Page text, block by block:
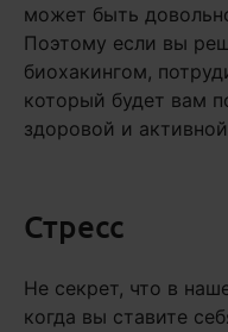
может быть
Поэтому если вы
биохакингом,
который будет вам
здоровой и
Стресс
Не секрет, что в
когда вы ставите